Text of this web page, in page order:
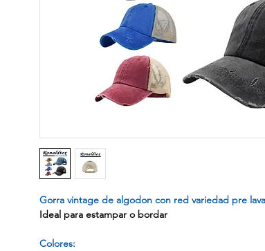
Gorra vintage de algodon con red variedad pre
Ideal para estampar o bordar
Colores: